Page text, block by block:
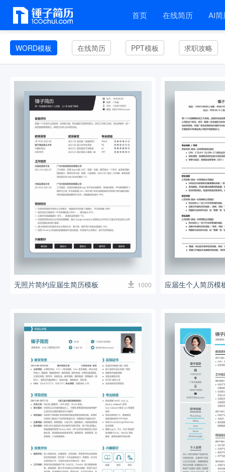
首页 在线简历 AI简
WORD模板 在线简历 PPT模板 求职攻略
无照片简约应届生简历模板 1000 应届生个人简历模